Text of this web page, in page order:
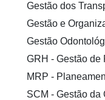
Gestão dos
Gestão e
Gestão
GRH - Gestão de
MRP -
SCM - Gestão da